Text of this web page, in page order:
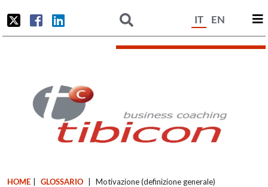
IT EN
HOME GLOSSARIO Motivazione (definizione generale)